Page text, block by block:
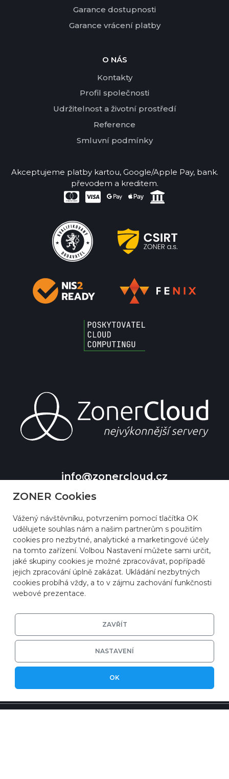
info@zonercloud.cz
+420 511 150 500
Garance dostupnosti
Garance vrácení platby
O NÁS
Kontakty
Profil společnosti
Udržitelnost a životní prostředí
Reference
Smluvní podmínky
Akceptujeme platby kartou, Google/Apple Pay, bank.
převodem a kreditem.
ZONER Cookies
Vážený návštěvníku, potvrzením pomocí tlačítka OK
udělujete souhlas nám a našim partnerům s použitím
cookies pro nezbytné, analytické a marketingové účely
na tomto zařízení. Volbou Nastavení můžete sami určit,
jaké skupiny cookies je možné zpracovávat, popřípadě
jejich zpracování úplně zakázat. Ukládání nezbytných
cookies probíhá vždy, a to v zájmu zachování funkčnosti
webové prezentace.
ZAVŘÍT
NASTAVENÍ
OK